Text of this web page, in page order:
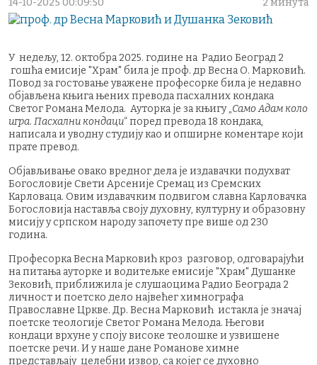
У недељу, 12. октобра 2025. године на Радио Београд 2
гошћа емисије "Храм" била је проф. др Весна О. Марковић.
Повод за гостовање уважене професорке била је недавно
објављена књига њених превода пасхалних кондака
Светог Романа Мелода. Ауторка је за књигу „Само Адам коло
игра. Пасхални кондаци“ поред превода 18 кондака,
написала и уводну студију као и опширне коментаре који
прате превод.
Објављивање овако вредног дела је издавачки подухват
Богословије Свети Арсеније Сремац из Сремских
Карловаца. Овим издавачким подвигом славна Карловачка
Богословија наставља своју духовну, културну и образовну
мисију у српском народу започету пре више од 230
година.
Професорка Весна Марковић кроз разговор, одговарајући
на питања ауторке и водитељке емисије "Храм" Душанке
Зековић, приближила је слушаоцима Радио Београда 2
личност и поетско дело највећег химнографа
Православне Цркве. Др. Весна Марковић истакла је значај
поетске теологије Светог Романа Мелода. Његови
кондаци врхуне у споју високе теолошке и узвишене
поетске речи. И у наше дане Романове химне
представљају целебни извор, са којег се духовно